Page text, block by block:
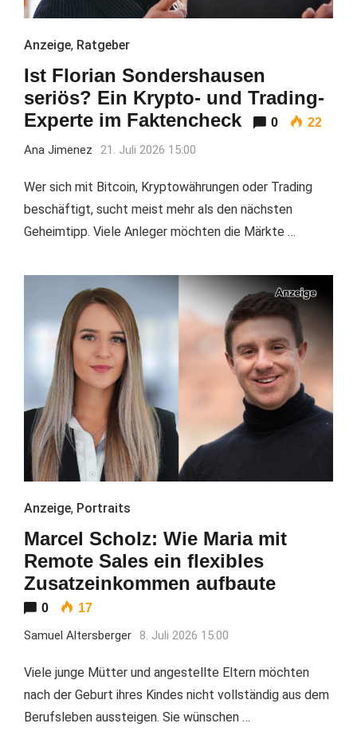
Anzeige, Ratgeber
Ist Florian Sondershausen
seriös? Ein Krypto- und Trading-
Experte im Faktencheck
0 22
Ana Jimenez 21. Juli 2026 15:00
Wer sich mit Bitcoin, Kryptowährungen oder Trading
beschäftigt, sucht meist mehr als den nächsten
Geheimtipp. Viele Anleger möchten die Märkte …
Anzeige, Portraits
Marcel Scholz: Wie Maria mit
Remote Sales ein flexibles
Zusatzeinkommen aufbaute
0 17
Samuel Altersberger 8. Juli 2026 15:00
Viele junge Mütter und angestellte Eltern möchten
nach der Geburt ihres Kindes nicht vollständig aus dem
Berufsleben aussteigen. Sie wünschen …